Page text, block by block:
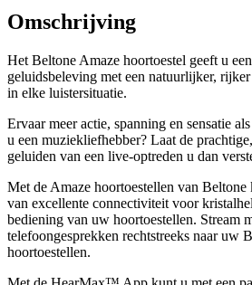
Omschrijving
Het Beltone Amaze hoortoestel geeft u
geluidsbeleving met een natuurlijker,
in elke luistersituatie.
Ervaar meer actie, spanning en sensatie
u een muziekliefhebber? Laat de
geluiden van een live-optreden u dan
Met de Amaze hoortoestellen van
van excellente connectiviteit voor
bediening van uw hoortoestellen. Stream
telefoongesprekken rechtstreeks naar uw
hoortoestellen.